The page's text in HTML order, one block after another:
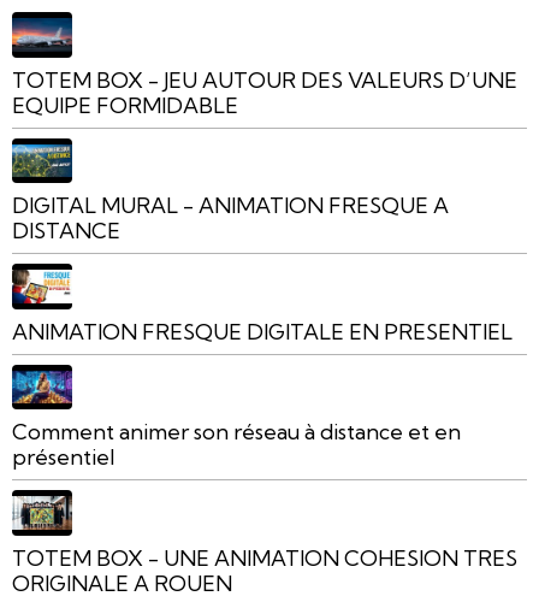
TOTEM BOX - JEU AUTOUR DES VALEURS D’UNE
EQUIPE FORMIDABLE
DIGITAL MURAL - ANIMATION FRESQUE A
DISTANCE
ANIMATION FRESQUE DIGITALE EN PRESENTIEL
Comment animer son réseau à distance et en
présentiel
TOTEM BOX - UNE ANIMATION COHESION TRES
ORIGINALE A ROUEN